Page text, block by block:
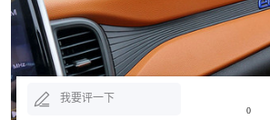
我要评一下
0